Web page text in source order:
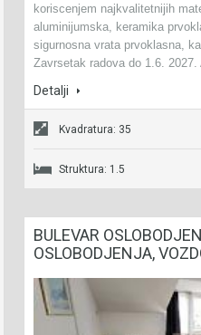
koriscenjem najkvalitetnijih
aluminijumska, keramika
sigurnosna vrata prvoklasna,
Zavrsetak radova do 1.6.
Detalji
Kvadratura: 35
Struktura: 1.5
BULEVAR
OSLOBODJENJA,